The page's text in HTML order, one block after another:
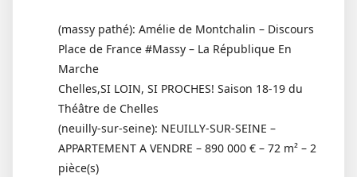
(massy pathé): Amélie de Montchalin – Discours
Place de France #Massy – La République En
Marche
Chelles,SI LOIN, SI PROCHES! Saison 18-19 du
Théâtre de Chelles
(neuilly-sur-seine): NEUILLY-SUR-SEINE –
APPARTEMENT A VENDRE – 890 000 € – 72 m² – 2
pièce(s)